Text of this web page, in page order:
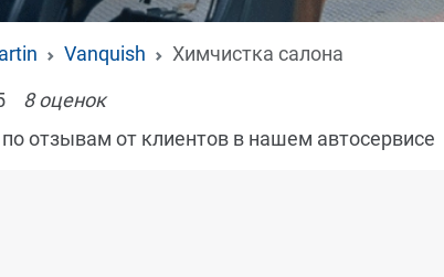
Vanquish
Химчистка салона
8оценок
по отзывам от клиентов в нашем автосервисе